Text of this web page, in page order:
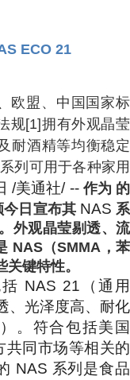
ECO 21
欧盟、中国国家标
规[1]拥有外观晶莹
耐酒精等均衡稳定
列可用于各种家用
/美通社/ -- 作为 的
今日宣布其 NAS 系
外观晶莹剔透、流
NAS（SMMA ，苯
关键特性。
NAS 21（通用
、光泽度高、耐化
。符合包括美国
共同市场等相关的
NAS 系列是食品